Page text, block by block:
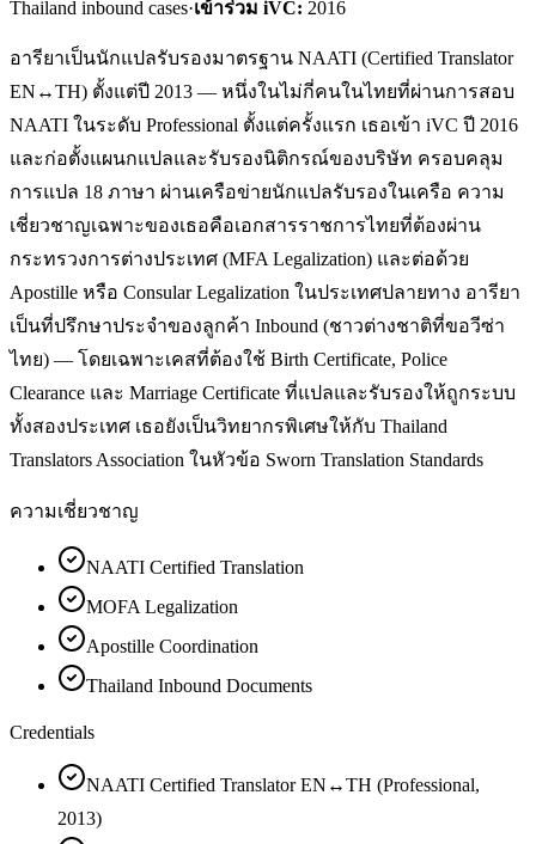
Thailand inbound cases·เข้าร่วม iVC: 2016
อารียาเป็นนักแปลรับรองมาตรฐาน NAATI (Certified Translator
EN↔TH) ตั้งแต่ปี 2013 — หนึ่งในไม่กี่คนในไทยที่ผ่านการสอบ
NAATI ในระดับ Professional ตั้งแต่ครั้งแรก เธอเข้า iVC ปี 2016
และก่อตั้งแผนกแปลและรับรองนิติกรณ์ของบริษัท ครอบคลุม
การแปล 18 ภาษา ผ่านเครือข่ายนักแปลรับรองในเครือ ความ
เชี่ยวชาญเฉพาะของเธอคือเอกสารราชการไทยที่ต้องผ่าน
กระทรวงการต่างประเทศ (MFA Legalization) และต่อด้วย
Apostille หรือ Consular Legalization ในประเทศปลายทาง อารียา
เป็นที่ปรึกษาประจำของลูกค้า Inbound (ชาวต่างชาติที่ขอวีซ่า
ไทย) — โดยเฉพาะเคสที่ต้องใช้ Birth Certificate, Police
Clearance และ Marriage Certificate ที่แปลและรับรองให้ถูกระบบ
ทั้งสองประเทศ เธอยังเป็นวิทยากรพิเศษให้กับ Thailand
Translators Association ในหัวข้อ Sworn Translation Standards
ความเชี่ยวชาญ
NAATI Certified Translation
MOFA Legalization
Apostille Coordination
Thailand Inbound Documents
Credentials
NAATI Certified Translator EN↔TH (Professional,
2013)